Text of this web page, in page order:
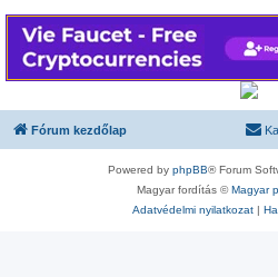
Fórum kezdőlap
Powered by phpBB® Forum
Magyar fordítás © Magyar
Adatvédelmi nyilatkozat|